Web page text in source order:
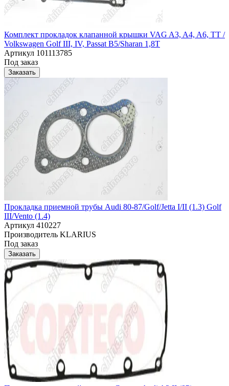
Комплект прокладок клапанной крышки VAG A3, A4, A6, TT /
Volkswagen Golf III, IV, Passat B5/Sharan 1,8T
Артикул 101113785
Под заказ
Заказать
Прокладка приемной трубы Audi 80-87/Golf/Jetta I/II (1.3) Golf
III/Vento (1.4)
Артикул 410227
Производитель KLARIUS
Под заказ
Заказать